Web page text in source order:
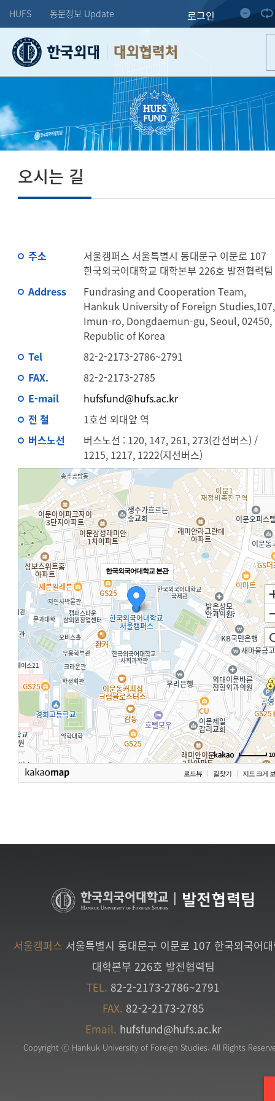
HUFS 동문정보 Update 로그인
대외협력처
오시는 길
주소
서울캠퍼스 서울특별시 동대문구 이문로 107
한국외국어대학교 대학본부 226호 발전협력팀
Address
Fundrasing and Cooperation Team,
Hankuk University of Foreign Studies,107,
Imun-ro, Dongdaemun-gu, Seoul, 02450,
Republic of Korea
Tel
82-2-2173-2786~2791
FAX.
82-2-2173-2785
E-mail
hufsfund@hufs.ac.kr
전 철
1호선 외대앞 역
버스노선
버스노선 : 120, 147, 261, 273(간선버스) /
1215, 1217, 1222(지선버스)
한국외국어대학교 본관
로드뷰 길찾기 지도 크게
발전협력팀
서울캠퍼스 서울특별시 동대문구 이문로 107 한국외국어
대학본부 226호 발전협력팀
TEL. 82-2-2173-2786~2791
FAX. 82-2-2173-2785
Email. hufsfund@hufs.ac.kr
Copyright ⓒ Hankuk University of Foreign Studies. All Rights